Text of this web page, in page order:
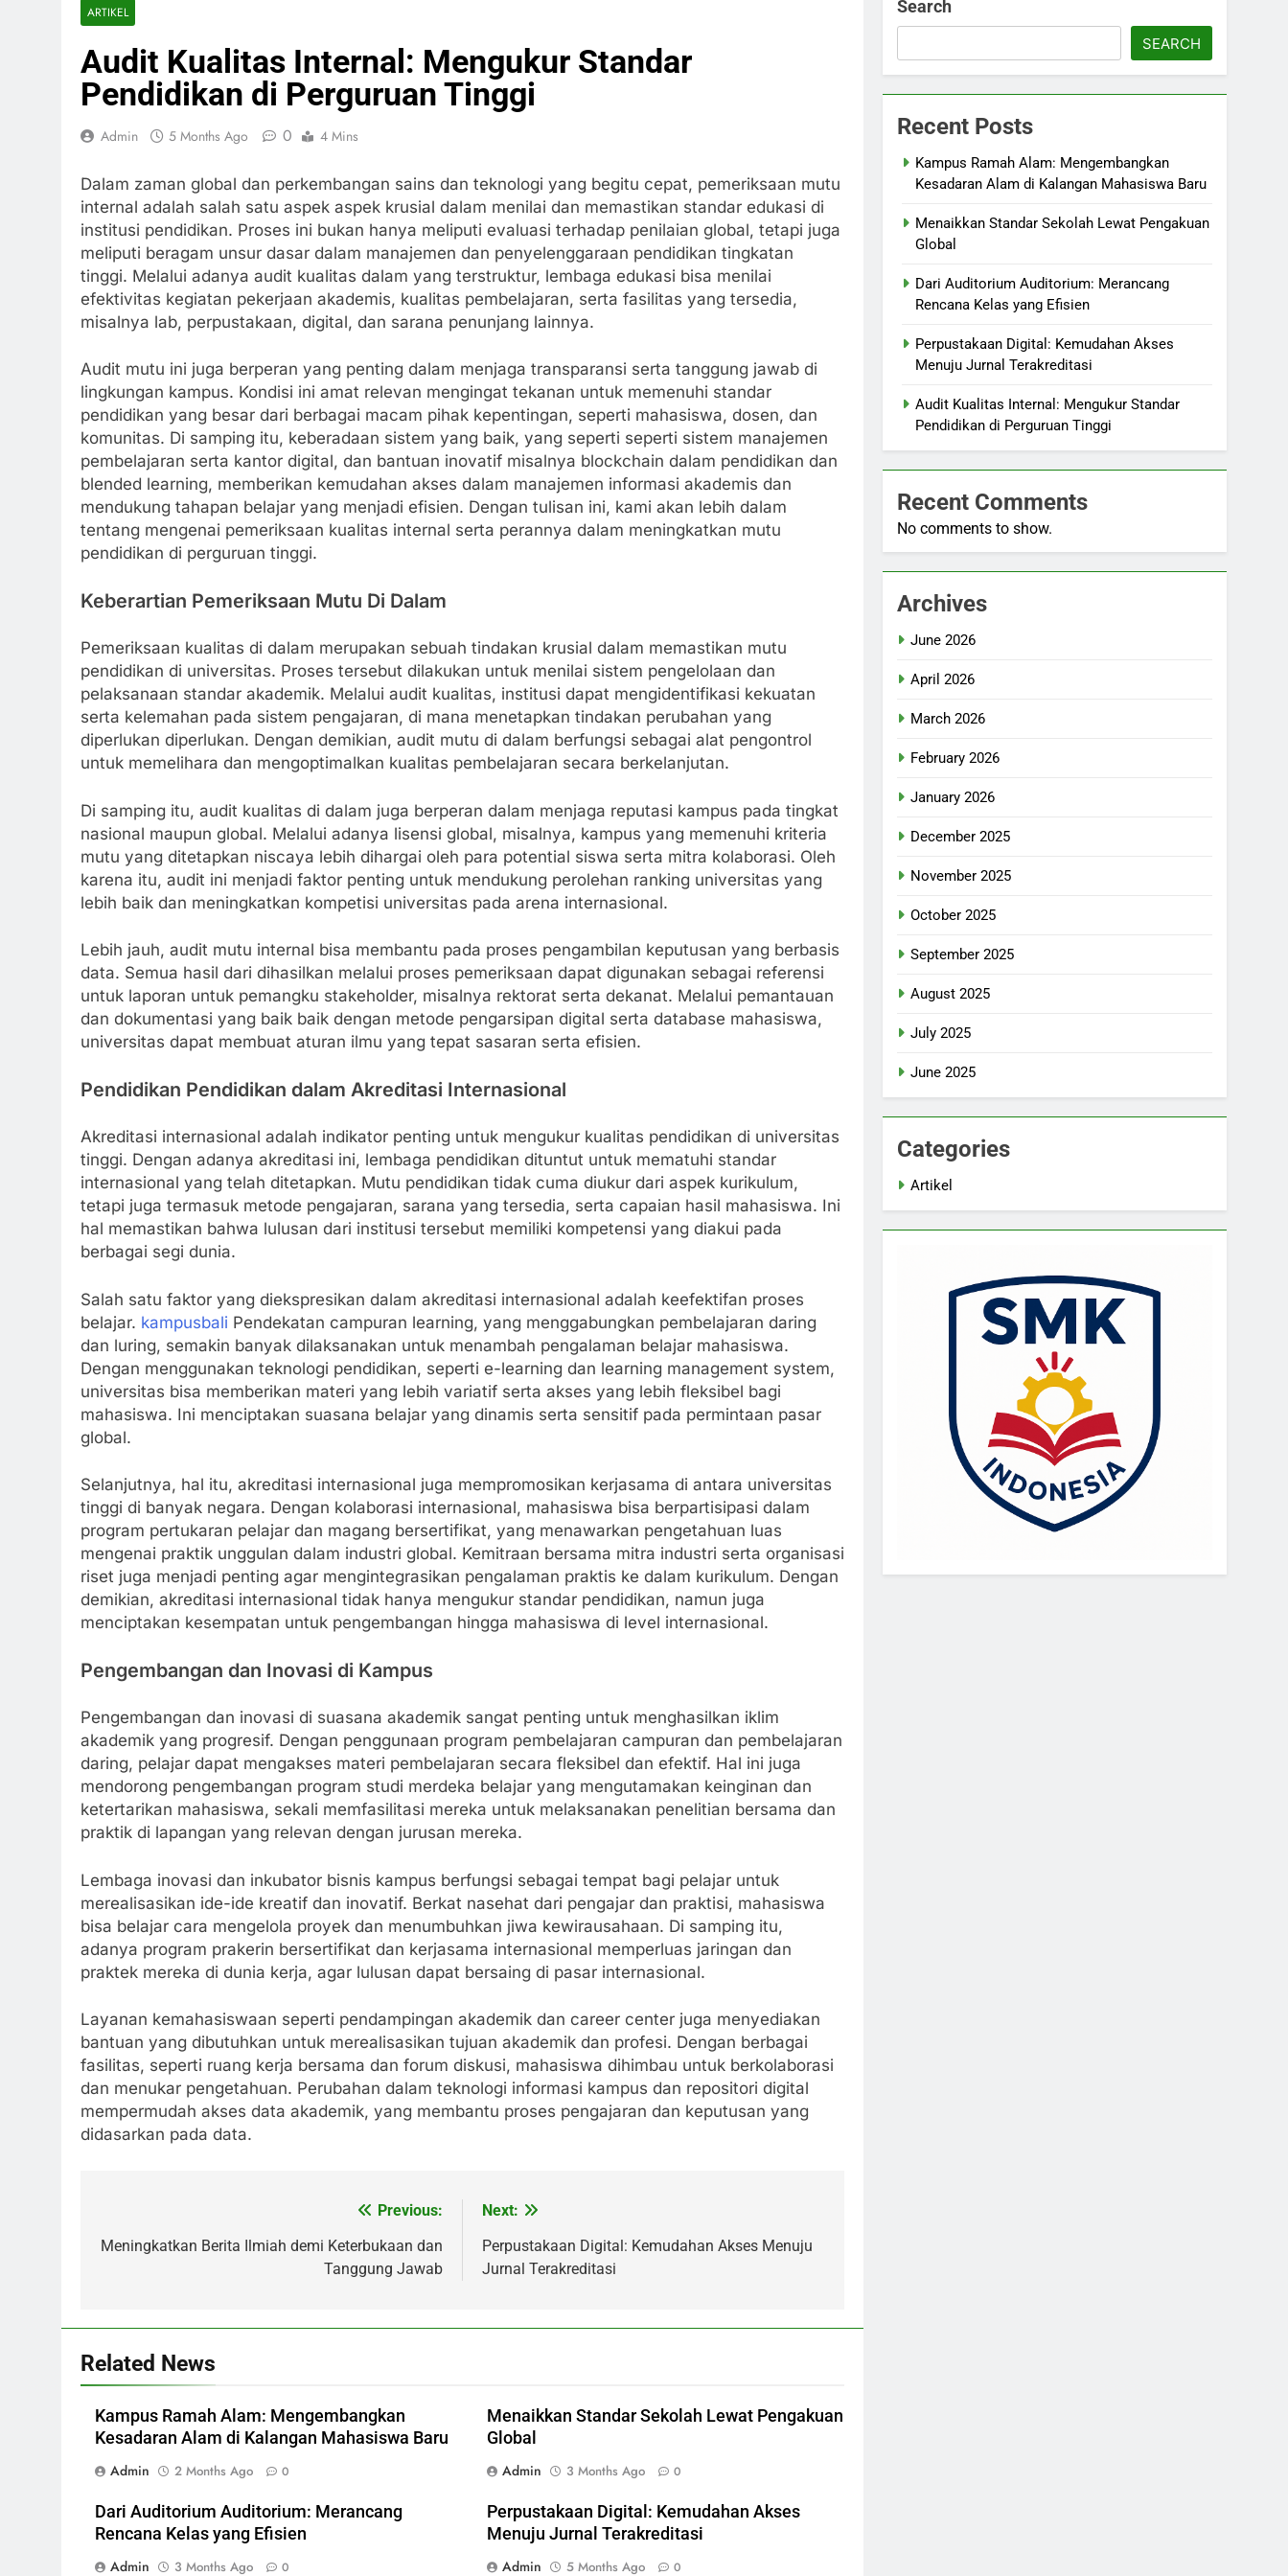
ARTIKEL
Audit Kualitas Internal: Mengukur Standar
Pendidikan di Perguruan Tinggi
Admin 5 Months Ago 0 4 Mins
Dalam zaman global dan perkembangan sains dan teknologi yang begitu cepat, pemeriksaan mutu
internal adalah salah satu aspek aspek krusial dalam menilai dan memastikan standar edukasi di
institusi pendidikan. Proses ini bukan hanya meliputi evaluasi terhadap penilaian global, tetapi juga
meliputi beragam unsur dasar dalam manajemen dan penyelenggaraan pendidikan tingkatan
tinggi. Melalui adanya audit kualitas dalam yang terstruktur, lembaga edukasi bisa menilai
efektivitas kegiatan pekerjaan akademis, kualitas pembelajaran, serta fasilitas yang tersedia,
misalnya lab, perpustakaan, digital, dan sarana penunjang lainnya.
Audit mutu ini juga berperan yang penting dalam menjaga transparansi serta tanggung jawab di
lingkungan kampus. Kondisi ini amat relevan mengingat tekanan untuk memenuhi standar
pendidikan yang besar dari berbagai macam pihak kepentingan, seperti mahasiswa, dosen, dan
komunitas. Di samping itu, keberadaan sistem yang baik, yang seperti seperti sistem manajemen
pembelajaran serta kantor digital, dan bantuan inovatif misalnya blockchain dalam pendidikan dan
blended learning, memberikan kemudahan akses dalam manajemen informasi akademis dan
mendukung tahapan belajar yang menjadi efisien. Dengan tulisan ini, kami akan lebih dalam
tentang mengenai pemeriksaan kualitas internal serta perannya dalam meningkatkan mutu
pendidikan di perguruan tinggi.
Keberartian Pemeriksaan Mutu Di Dalam
Pemeriksaan kualitas di dalam merupakan sebuah tindakan krusial dalam memastikan mutu
pendidikan di universitas. Proses tersebut dilakukan untuk menilai sistem pengelolaan dan
pelaksanaan standar akademik. Melalui audit kualitas, institusi dapat mengidentifikasi kekuatan
serta kelemahan pada sistem pengajaran, di mana menetapkan tindakan perubahan yang
diperlukan diperlukan. Dengan demikian, audit mutu di dalam berfungsi sebagai alat pengontrol
untuk memelihara dan mengoptimalkan kualitas pembelajaran secara berkelanjutan.
Di samping itu, audit kualitas di dalam juga berperan dalam menjaga reputasi kampus pada tingkat
nasional maupun global. Melalui adanya lisensi global, misalnya, kampus yang memenuhi kriteria
mutu yang ditetapkan niscaya lebih dihargai oleh para potential siswa serta mitra kolaborasi. Oleh
karena itu, audit ini menjadi faktor penting untuk mendukung perolehan ranking universitas yang
lebih baik dan meningkatkan kompetisi universitas pada arena internasional.
Lebih jauh, audit mutu internal bisa membantu pada proses pengambilan keputusan yang berbasis
data. Semua hasil dari dihasilkan melalui proses pemeriksaan dapat digunakan sebagai referensi
untuk laporan untuk pemangku stakeholder, misalnya rektorat serta dekanat. Melalui pemantauan
dan dokumentasi yang baik baik dengan metode pengarsipan digital serta database mahasiswa,
universitas dapat membuat aturan ilmu yang tepat sasaran serta efisien.
Pendidikan Pendidikan dalam Akreditasi Internasional
Akreditasi internasional adalah indikator penting untuk mengukur kualitas pendidikan di universitas
tinggi. Dengan adanya akreditasi ini, lembaga pendidikan dituntut untuk mematuhi standar
internasional yang telah ditetapkan. Mutu pendidikan tidak cuma diukur dari aspek kurikulum,
tetapi juga termasuk metode pengajaran, sarana yang tersedia, serta capaian hasil mahasiswa. Ini
hal memastikan bahwa lulusan dari institusi tersebut memiliki kompetensi yang diakui pada
berbagai segi dunia.
Salah satu faktor yang diekspresikan dalam akreditasi internasional adalah keefektifan proses
belajar. kampusbali Pendekatan campuran learning, yang menggabungkan pembelajaran daring
dan luring, semakin banyak dilaksanakan untuk menambah pengalaman belajar mahasiswa.
Dengan menggunakan teknologi pendidikan, seperti e-learning dan learning management system,
universitas bisa memberikan materi yang lebih variatif serta akses yang lebih fleksibel bagi
mahasiswa. Ini menciptakan suasana belajar yang dinamis serta sensitif pada permintaan pasar
global.
Selanjutnya, hal itu, akreditasi internasional juga mempromosikan kerjasama di antara universitas
tinggi di banyak negara. Dengan kolaborasi internasional, mahasiswa bisa berpartisipasi dalam
program pertukaran pelajar dan magang bersertifikat, yang menawarkan pengetahuan luas
mengenai praktik unggulan dalam industri global. Kemitraan bersama mitra industri serta organisasi
riset juga menjadi penting agar mengintegrasikan pengalaman praktis ke dalam kurikulum. Dengan
demikian, akreditasi internasional tidak hanya mengukur standar pendidikan, namun juga
menciptakan kesempatan untuk pengembangan hingga mahasiswa di level internasional.
Pengembangan dan Inovasi di Kampus
Pengembangan dan inovasi di suasana akademik sangat penting untuk menghasilkan iklim
akademik yang progresif. Dengan penggunaan program pembelajaran campuran dan pembelajaran
daring, pelajar dapat mengakses materi pembelajaran secara fleksibel dan efektif. Hal ini juga
mendorong pengembangan program studi merdeka belajar yang mengutamakan keinginan dan
ketertarikan mahasiswa, sekali memfasilitasi mereka untuk melaksanakan penelitian bersama dan
praktik di lapangan yang relevan dengan jurusan mereka.
Lembaga inovasi dan inkubator bisnis kampus berfungsi sebagai tempat bagi pelajar untuk
merealisasikan ide-ide kreatif dan inovatif. Berkat nasehat dari pengajar dan praktisi, mahasiswa
bisa belajar cara mengelola proyek dan menumbuhkan jiwa kewirausahaan. Di samping itu,
adanya program prakerin bersertifikat dan kerjasama internasional memperluas jaringan dan
praktek mereka di dunia kerja, agar lulusan dapat bersaing di pasar internasional.
Layanan kemahasiswaan seperti pendampingan akademik dan career center juga menyediakan
bantuan yang dibutuhkan untuk merealisasikan tujuan akademik dan profesi. Dengan berbagai
fasilitas, seperti ruang kerja bersama dan forum diskusi, mahasiswa dihimbau untuk berkolaborasi
dan menukar pengetahuan. Perubahan dalam teknologi informasi kampus dan repositori digital
mempermudah akses data akademik, yang membantu proses pengajaran dan keputusan yang
didasarkan pada data.
navigation
Previous:
Meningkatkan Berita Ilmiah demi Keterbukaan dan
Tanggung Jawab
Next:
Perpustakaan Digital: Kemudahan Akses Menuju
Jurnal Terakreditasi
Related News
Kampus Ramah Alam: Mengembangkan
Kesadaran Alam di Kalangan Mahasiswa Baru
Admin
2 Months Ago 0
Menaikkan Standar Sekolah Lewat Pengakuan
Global
Admin
3 Months Ago 0
Dari Auditorium Auditorium: Merancang
Rencana Kelas yang Efisien
Admin
3 Months Ago 0
Perpustakaan Digital: Kemudahan Akses
Menuju Jurnal Terakreditasi
Admin
5 Months Ago 0
Search
SEARCH
Recent Posts
Kampus Ramah Alam: Mengembangkan
Kesadaran Alam di Kalangan Mahasiswa Baru
Menaikkan Standar Sekolah Lewat Pengakuan
Global
Dari Auditorium Auditorium: Merancang
Rencana Kelas yang Efisien
Perpustakaan Digital: Kemudahan Akses
Menuju Jurnal Terakreditasi
Audit Kualitas Internal: Mengukur Standar
Pendidikan di Perguruan Tinggi
Recent Comments
No comments to show.
Archives
June 2026
April 2026
March 2026
February 2026
January 2026
December 2025
November 2025
October 2025
September 2025
August 2025
July 2025
June 2025
Categories
Artikel